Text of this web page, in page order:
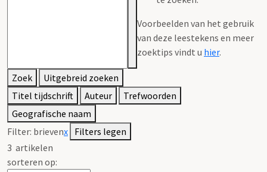
Voorbeelden van het gebruik
van deze leestekens en meer
zoektips vindt u hier.
Zoek
Uitgebreid zoeken
Titel tijdschrift
Auteur
Trefwoorden
Geografische naam
Filter: brievenx Filters legen
3 artikelen
sorteren op: